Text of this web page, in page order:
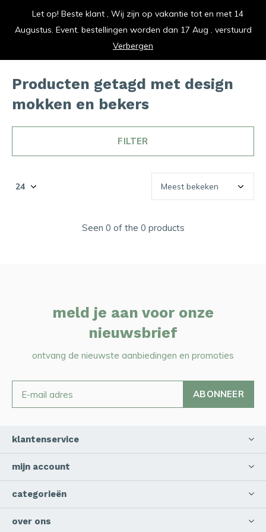
duurzaam en met liefde gemaakt
Producten getagd met design
mokken en bekers
FILTER
Seen 0 of the 0 products
meld je aan voor onze
nieuwsbrief
ontvang de nieuwste aanbiedingen en promoties
ABONNEER
klantenservice
mijn account
categorieën
over ons
Let op! Beste klant , Wij zijn op vakantie tot en met 14
Augustus. Event. bestellingen worden dan 17 Aug . verstuurd
Verbergen